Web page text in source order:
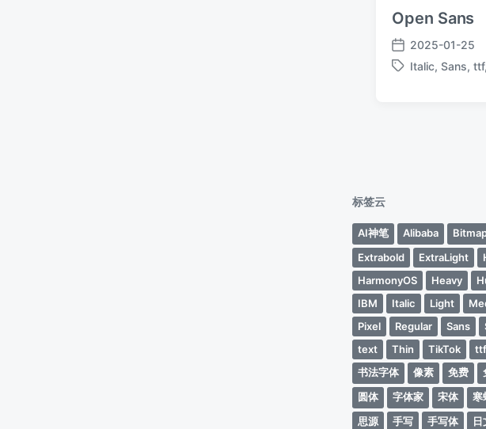
Open Sans
发
布
2025-01-25
标
Italic,Sans,ttf,
标签云
AI神笔 Alibaba
Extrabold
ExtraLight
HarmonyOS
Heavy
IBM
Italic Light
Pixel
Regular Sans
text
Thin TikTok ttf
书法字体
像素 免费
圆体
字体家 宋体 寒
思源
手写 手写体 日